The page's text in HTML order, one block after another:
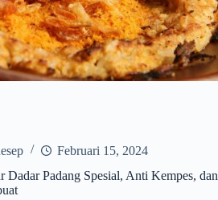
Februari 15, 2024
Dadar Padang Spesial, Anti Kempes, dan